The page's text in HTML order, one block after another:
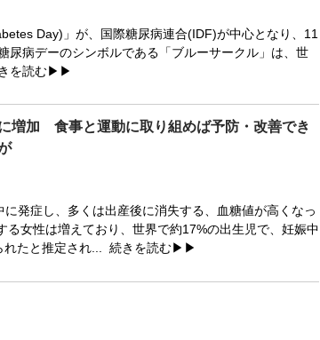
Day)」が、国際糖尿病連合(IDF)が中心となり、11
病デーのシンボルである「ブルーサークル」は、世
を読む▶▶
増加 食事と運動に取り組めば予防・改善でき
発症し、多くは出産後に消失する、血糖値が高くなっ
女性は増えており、世界で約17%の出生児で、妊娠中
れたと推定され... 続きを読む▶▶